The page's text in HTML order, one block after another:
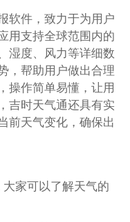
软件，致力于为用户
用支持全球范围内的
湿度、风力等详细数
，帮助用户做出合理
操作简单易懂，让用
吉时天气通还具有实
前天气变化，确保出
家可以了解天气的